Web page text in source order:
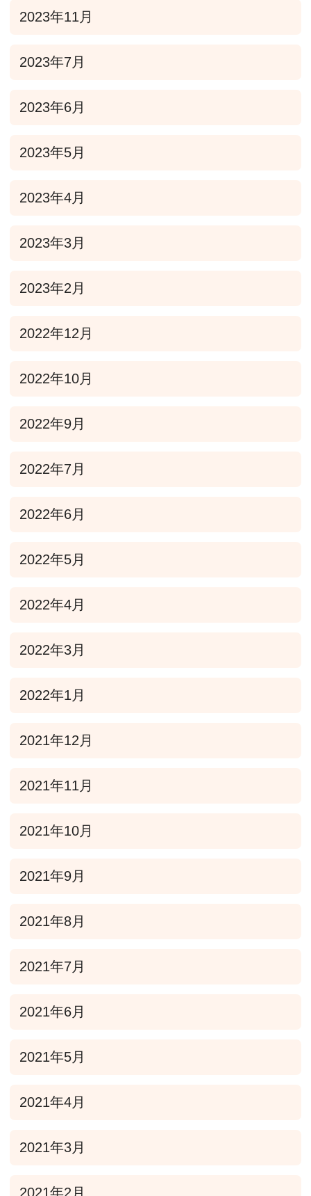
2023年11月
2023年7月
2023年6月
2023年5月
2023年4月
2023年3月
2023年2月
2022年12月
2022年10月
2022年9月
2022年7月
2022年6月
2022年5月
2022年4月
2022年3月
2022年1月
2021年12月
2021年11月
2021年10月
2021年9月
2021年8月
2021年7月
2021年6月
2021年5月
2021年4月
2021年3月
2021年2月